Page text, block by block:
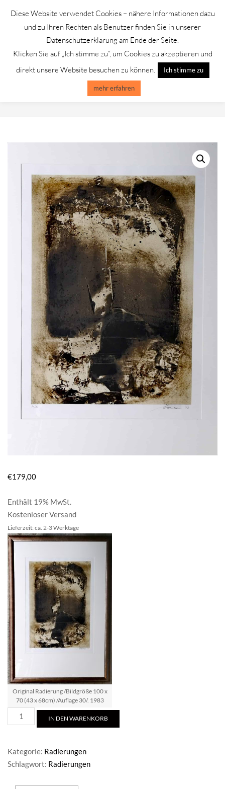
content GALERIE CHROMIK
Primary
Navigation
ORIGINAL RADIERUNG
€179,00
Enthält 19% MwSt.
Kostenloser Versand
Lieferzeit: ca. 2-3 Werktage
Original Radierung /Bildgröße 100 x
70 (43 x 68cm) /Auflage 30/. 1983
Original
Radierung
IN DEN WARENKORB
Kategorie: Radierungen
Schlagwort: Radierungen
Diese Website verwendet Cookies – nähere Informationen dazu
und zu Ihren Rechten als Benutzer finden Sie in unserer
Datenschutzerklärung am Ende der Seite.
Klicken Sie auf „Ich stimme zu“, um Cookies zu akzeptieren und
direkt unsere Website besuchen zu können.
Ich stimme zu
mehr erfahren